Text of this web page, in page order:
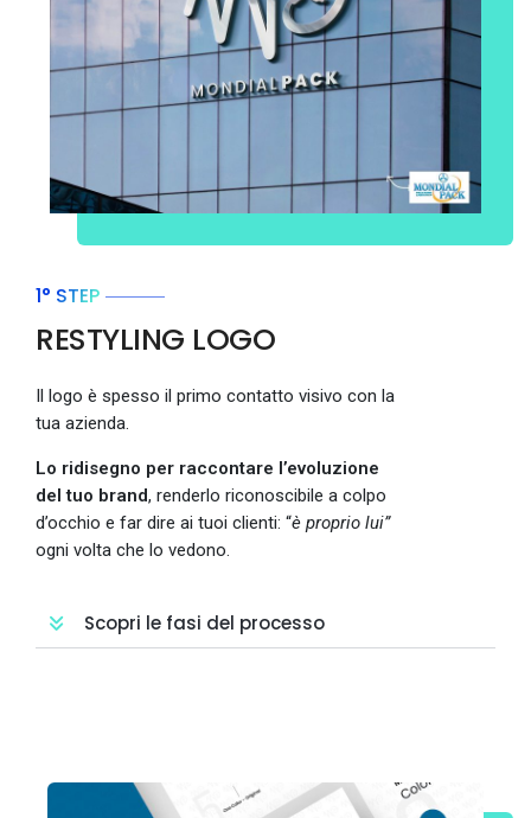
1° STEP
RESTYLING LOGO
Il logo è spesso il primo contatto visivo con la
tua azienda.
Lo ridisegno per raccontare l’evoluzione
del tuo brand, renderlo riconoscibile a colpo
d’occhio e far dire ai tuoi clienti: “è proprio lui”
ogni volta che lo vedono.
Scopri le fasi del processo